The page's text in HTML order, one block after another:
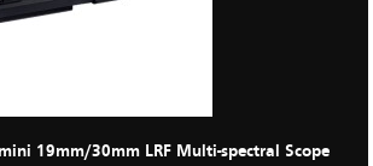
19mm/30mm LRF Multi-spectral Scope